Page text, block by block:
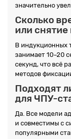
значительно
Сколько
или
В индукционных
занимает 10–20
секунд, что всё
методов
Подходят
для ЧПУ-
Да. Все модели
и совместимы с
популярными